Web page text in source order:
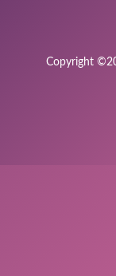
Copyright